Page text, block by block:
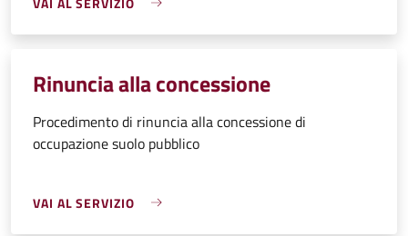
Rinuncia alla concessione
Procedimento di rinuncia alla concessione di
occupazione suolo pubblico
VAI AL SERVIZIO